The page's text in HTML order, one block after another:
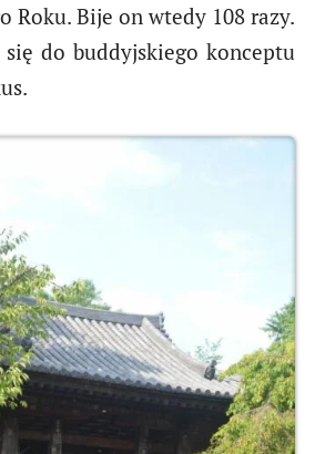
Roku. Bije on wtedy 108 razy.
do buddyjskiego konceptu